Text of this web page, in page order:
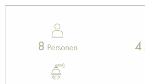
8 Personen 4